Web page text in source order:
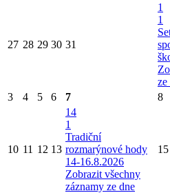
27 28 29 30 31
1
1
ze
3 4 5 6 7 8
10 11 12 13
14
1
Tradiční
rozmarýnové hody
14-16.8.2026
Zobrazit všechny
záznamy ze dne
15